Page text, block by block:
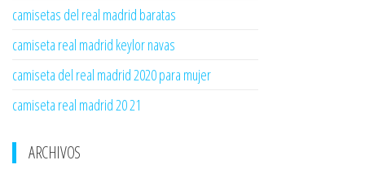
camisetas del real madrid baratas
camiseta real madrid keylor navas
camiseta del real madrid 2020 para mujer
camiseta real madrid 20 21
ARCHIVOS